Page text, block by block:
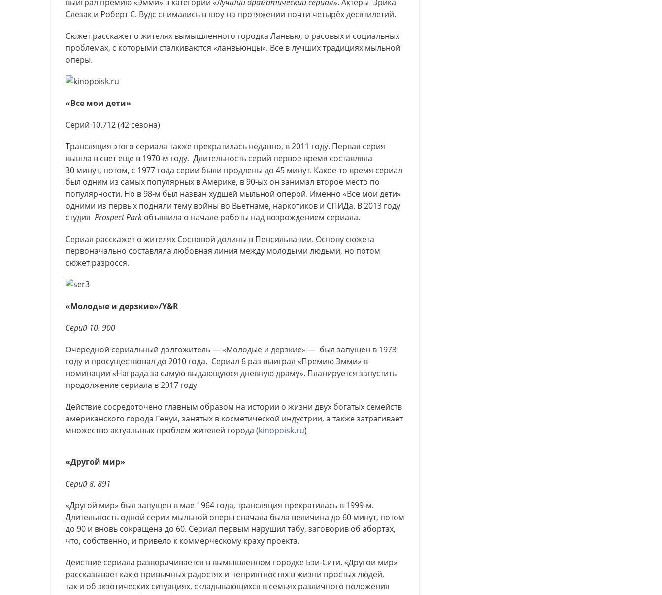
выиграл премию «Эмми» в категории «Лучший драматический сериал». Актеры Эрика
Слезак и Роберт С. Вудс снимались в шоу на протяжении почти четырёх десятилетий.
Сюжет расскажет о жителях вымышленного городка Ланвью, о расовых и социальных
проблемах, с которыми сталкиваются «ланвьюнцы». Все в лучших традициях мыльной
оперы.
«Все мои дети»
Серий 10.712 (42 сезона)
Трансляция этого сериала также прекратилась недавно, в 2011 году. Первая серия
вышла в свет еще в 1970-м году. Длительность серий первое время составляла
30 минут, потом, с 1977 года серии были продлены до 45 минут. Какое-то время сериал
был одним из самых популярных в Америке, в 90-ых он занимал второе место по
популярности. Но в 98-м был назван худшей мыльной оперой. Именно «Все мои дети»
одними из первых подняли тему войны во Вьетнаме, наркотиков и СПИДа. В 2013 году
студия Prospect Park объявила о начале работы над возрождением сериала.
Сериал расскажет о жителях Сосновой долины в Пенсильвании. Основу сюжета
первоначально составляла любовная линия между молодыми людьми, но потом
сюжет разросся.
«Молодые и дерзкие»/Y&R
Серий 10. 900
Очередной сериальный долгожитель — «Молодые и дерзкие» — был запущен в 1973
году и просуществовал до 2010 года. Сериал 6 раз выиграл «Премию Эмми» в
номинации «Награда за самую выдающуюся дневную драму». Планируется запустить
продолжение сериала в 2017 году
Действие сосредоточено главным образом на истории о жизни двух богатых семейств
американского города Генуи, занятых в косметической индустрии, а также затрагивает
множество актуальных проблем жителей города (kinopoisk.ru)
«Другой мир»
Серий 8. 891
«Другой мир» был запущен в мае 1964 года, трансляция прекратилась в 1999-м.
Длительность одной серии мыльной оперы сначала была величина до 60 минут, потом
до 90 и вновь сокращена до 60. Сериал первым нарушил табу, заговорив об абортах,
что, собственно, и привело к коммерческому краху проекта.
Действие сериала разворачивается в вымышленном городке Бэй-Сити. «Другой мир»
рассказывает как о привычных радостях и неприятностях в жизни простых людей,
так и об экзотических ситуациях, складывающихся в семьях различного положения